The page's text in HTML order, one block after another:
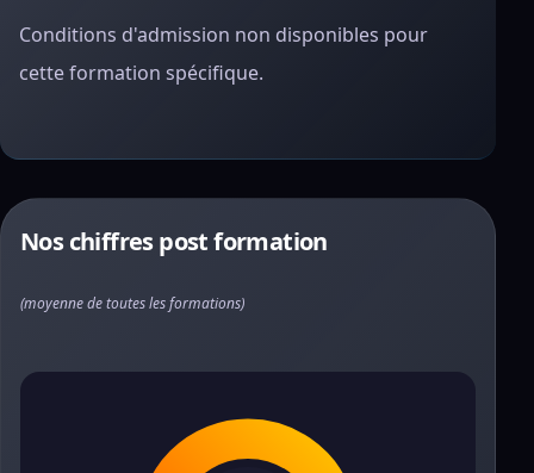
Conditions d'admission non disponibles pour
cette formation spécifique.
Nos chiffres post formation
(moyenne de toutes les formations)